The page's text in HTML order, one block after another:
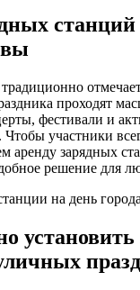
проходят
фестивали и
участники
аренду зарядных
решение для
установить